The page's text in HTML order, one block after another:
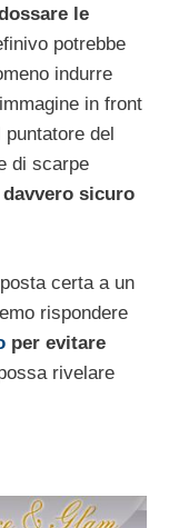
le
potrebbe
indurre
in front
del
di scarpe
davvero sicuro
certa a un
rispondere
per evitare
rivelare